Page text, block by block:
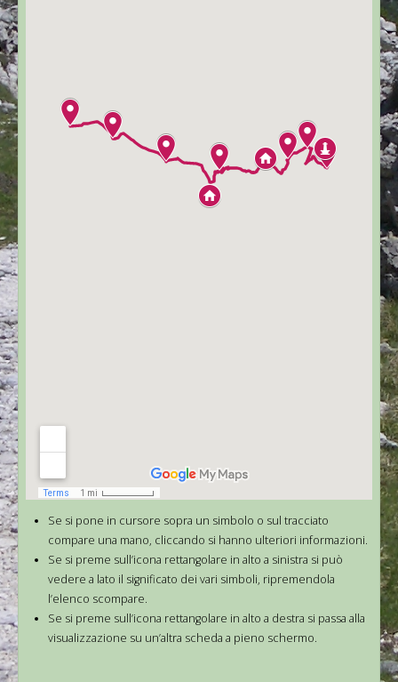
Se si pone in cursore sopra un simbolo o sul tracciato
compare una mano, cliccando si hanno ulteriori informazioni.
Se si preme sull’icona rettangolare in alto a sinistra si può
vedere a lato il significato dei vari simboli, ripremendola
l’elenco scompare.
Se si preme sull’icona rettangolare in alto a destra si passa alla
visualizzazione su un’altra scheda a pieno schermo.